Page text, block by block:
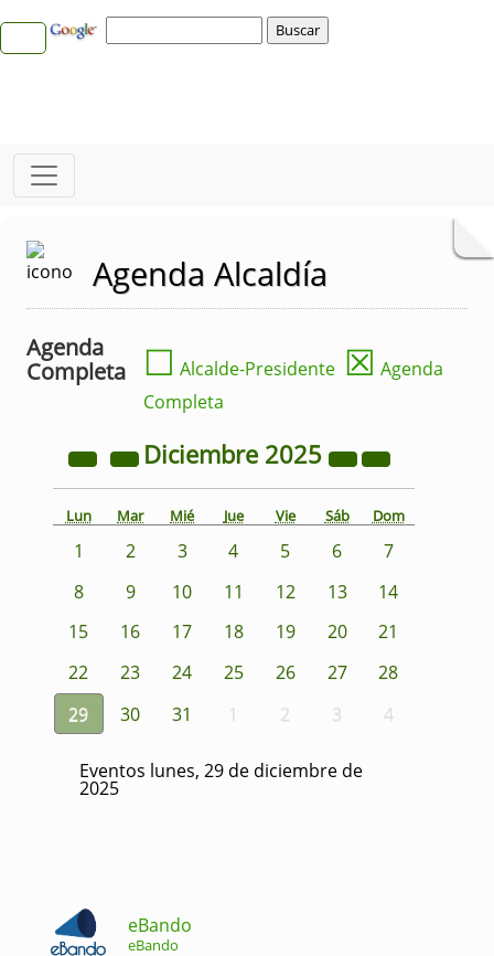
Agenda Alcaldía
Agenda
Completa
☐ Alcalde-Presidente ☒ Agenda
Completa
Diciembre 2025
Lun Mar Mié Jue Vie Sáb Dom
1 2 3 4 5 6
7
8
9 10 11 12 13
14
15
16 17 18 19 20
21
22
23 24 25 26 27
28
29
30 31 1 2 3 4
Eventos lunes, 29 de diciembre de
2025
eBando
eBando